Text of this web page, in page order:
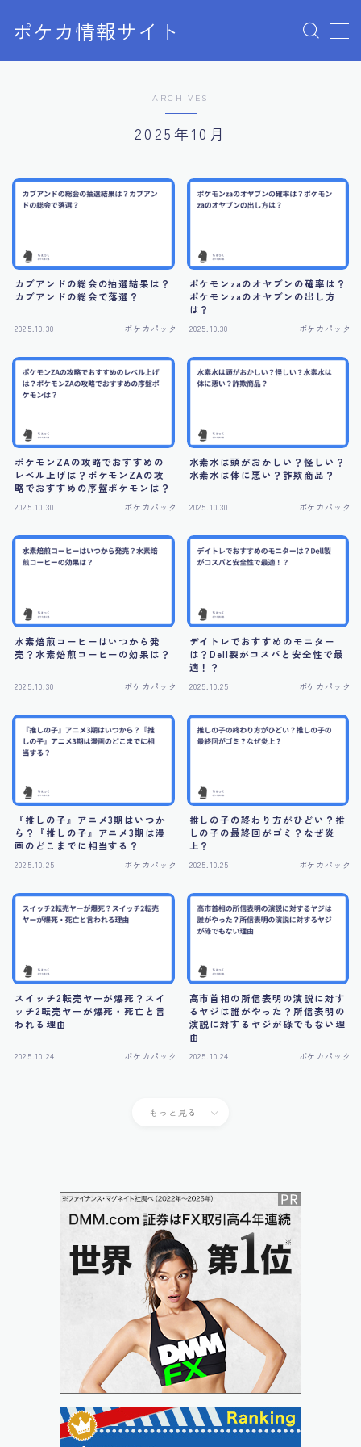
ポケカ情報サイト
MENU
ARCHIVES
2025年10月
カブアンドの総会の抽選結果は？
カブアンドの総会で落選？
2025.10.30 ポケカパック
ポケモンzaのオヤブンの確率は？
ポケモンzaのオヤブンの出し方
は？
2025.10.30 ポケカパック
ポケモンZAの攻略でおすすめの
レベル上げは？ポケモンZAの攻
略でおすすめの序盤ポケモンは？
2025.10.30 ポケカパック
水素水は頭がおかしい？怪しい？
水素水は体に悪い？詐欺商品？
2025.10.30 ポケカパック
水素焙煎コーヒーはいつから発
売？水素焙煎コーヒーの効果は？
2025.10.30 ポケカパック
デイトレでおすすめのモニター
は？Dell製がコスパと安全性で最
適！？
2025.10.25 ポケカパック
『推しの子』アニメ3期はいつか
ら？『推しの子』アニメ3期は漫
画のどこまでに相当する？
2025.10.25 ポケカパック
推しの子の終わり方がひどい？推
しの子の最終回がゴミ？なぜ炎
上？
2025.10.25 ポケカパック
スイッチ2転売ヤーが爆死？スイ
ッチ2転売ヤーが爆死・死亡と言
われる理由
2025.10.24 ポケカパック
高市首相の所信表明の演説に対す
るヤジは誰がやった？所信表明の
演説に対するヤジが碌でもない理
由
2025.10.24 ポケカパック
もっと見る